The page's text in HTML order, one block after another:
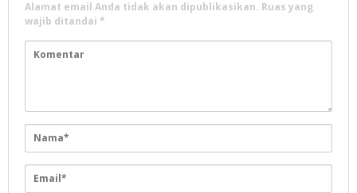
Alamat email Anda tidak akan dipublikasikan. Ruas yang
wajib ditandai *